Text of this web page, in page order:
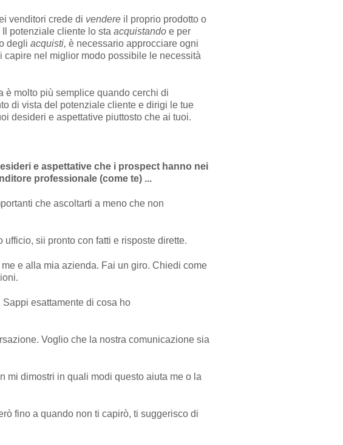
venditori crede di vendereil proprio prodotto o
potenziale cliente lo sta acquistandoe per
degli acquisti, è necessario approcciare ogni
capire nel miglior modo possibile le necessità
è molto più semplice quando cerchi di
di vista del potenziale cliente e dirigi le tue
desideri e aspettative piuttosto che ai tuoi.
e aspettative che i prospect hanno nei
professionale (come te) ...
che ascoltarti a meno che non
sii pronto con fatti e risposte dirette.
e alla mia azienda. Fai un giro. Chiedi come
esattamente di cosa ho
Voglio che la nostra comunicazione sia
mi dimostri in quali modi questo aiuta me o la
fino a quando non ti capirò, ti suggerisco di